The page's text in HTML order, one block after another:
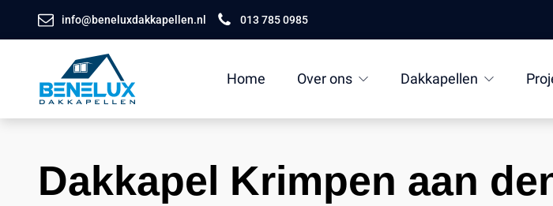
info@beneluxdakkapellen.nl 013 785 0985
Home Over ons Dakkapellen
Dakkapel Krimpen aan